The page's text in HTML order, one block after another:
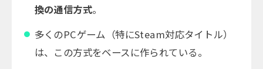
換の通信方式。
多くのPCゲーム（特にSteam対応タイトル）
は、この方式をベースに作られている。